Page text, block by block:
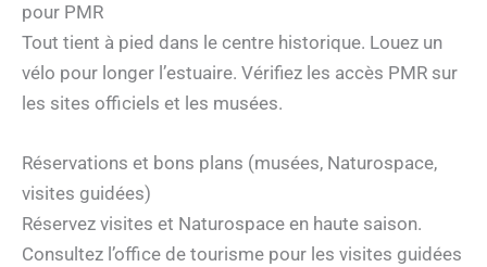
pour PMR
Tout tient à pied dans le centre historique. Louez un
vélo pour longer l’estuaire. Vérifiez les accès PMR sur
les sites officiels et les musées.
Réservations et bons plans (musées, Naturospace,
visites guidées)
Réservez visites et Naturospace en haute saison.
Consultez l’office de tourisme pour les visites guidées